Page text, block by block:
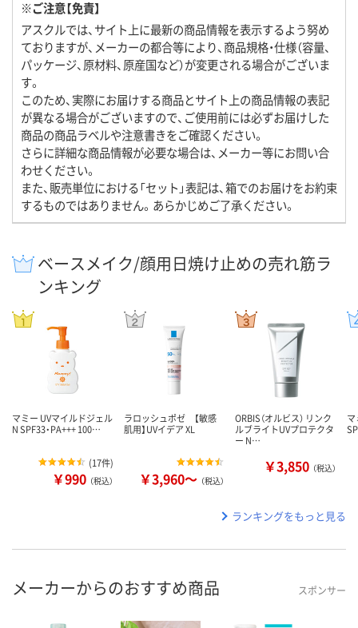
※ご注意【免責】
アスクルでは、サイト上に最新の商品情報を表示するよう努め
ておりますが、メーカーの都合等により、商品規格・仕様（容量、
パッケージ、原材料、原産国など）が変更される場合がございま
す。
このため、実際にお届けする商品とサイト上の商品情報の表記
が異なる場合がございますので、ご使用前には必ずお届けした
商品の商品ラベルや注意書きをご確認ください。
さらに詳細な商品情報が必要な場合は、メーカー等にお問い合
わせください。
また、販売単位における「セット」表記は、箱でのお届けをお約束
するものではありません。あらかじめご了承ください。
ベースメイク/顔用日焼け止めの売れ筋ラ
ンキング
マミー UVマイルドジェル
N SPF33・PA+++ 100…
(17件)
￥990 （税込）
ラロッシュポゼ 【敏感
肌用】UVイデア XL
￥3,960～ （税込）
ORBIS（オルビス） リンク
ルブライトUVプロテクタ
ー N…
￥3,850 （税込）
ランキングをもっと見る
メーカーからのおすすめ商品 スポンサー